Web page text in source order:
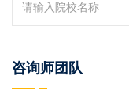
咨询师团队